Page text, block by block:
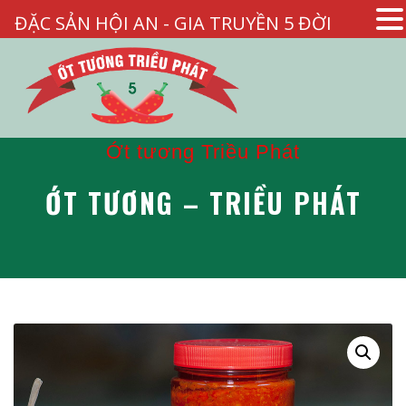
Ớt tương Triều Phát
ỚT TƯƠNG – TRIỀU PHÁT
ĐẶC SẢN HỘI AN - GIA TRUYỀN 5 ĐỜI